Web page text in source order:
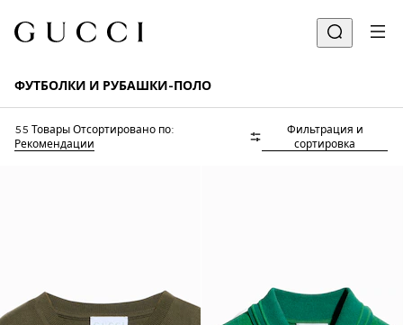
ФУТБОЛКИ И РУБАШКИ-ПОЛО
55 Товары Отсортировано по:
Рекомендации
Фильтрация и
сортировка